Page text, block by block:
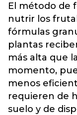
El método de
nutrir los
fórmulas
plantas
más alta que
momento,
menos
requieren de
suelo y de